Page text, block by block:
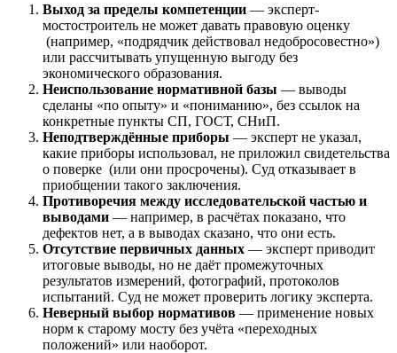
Выход за пределы компетенции — эксперт-
мостостроитель не может давать правовую оценку
(например, «подрядчик действовал недобросовестно»)
или рассчитывать упущенную выгоду без
экономического образования.
Неиспользование нормативной базы — выводы
сделаны «по опыту» и «пониманию», без ссылок на
конкретные пункты СП, ГОСТ, СНиП.
Неподтверждённые приборы — эксперт не указал,
какие приборы использовал, не приложил свидетельства
о поверке (или они просрочены). Суд отказывает в
приобщении такого заключения.
Противоречия между исследовательской частью и
выводами — например, в расчётах показано, что
дефектов нет, а в выводах сказано, что они есть.
Отсутствие первичных данных — эксперт приводит
итоговые выводы, но не даёт промежуточных
результатов измерений, фотографий, протоколов
испытаний. Суд не может проверить логику эксперта.
Неверный выбор нормативов — применение новых
норм к старому мосту без учёта «переходных
положений» или наоборот.